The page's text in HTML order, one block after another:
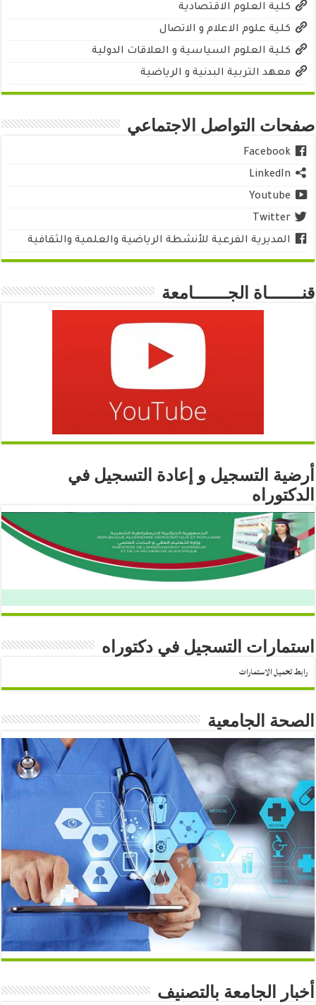
كلية العلوم الاقتصادية
كلية علوم الاعلام و الاتصال
كلية العلوم السياسية و العلاقات الدولية
معهد التربية البدنية و الرياضية
صفحات التواصل الاجتماعي
Facebook
LinkedIn
Youtube
Twitter
المديرية الفرعية للأنشطة الرياضية والعلمية والثقافية
قنـــــــاة الجـــــــامعة
أرضية التسجيل و إعادة التسجيل في
الدكتوراه
استمارات التسجيل في دكتوراه
رابط تحميل الاستمارات
الصحة الجامعية
أخبار الجامعة بالتصنيف